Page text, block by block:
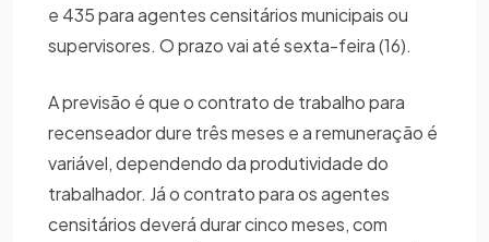
e 435 para agentes censitários municipais ou
supervisores. O prazo vai até sexta-feira (16).
A previsão é que o contrato de trabalho para
recenseador dure três meses e a remuneração é
variável, dependendo da produtividade do
trabalhador. Já o contrato para os agentes
censitários deverá durar cinco meses, com